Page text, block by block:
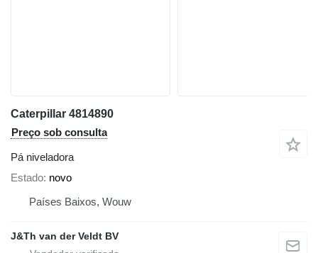
Caterpillar 4814890
Preço sob consulta
Pá niveladora
Estado novo
Países Baixos, Wouw
J&Th van der Veldt BV